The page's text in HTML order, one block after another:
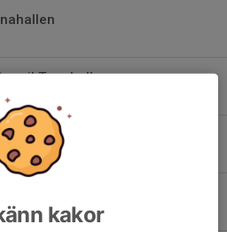
april Tunahallen
påsklovet
kakor